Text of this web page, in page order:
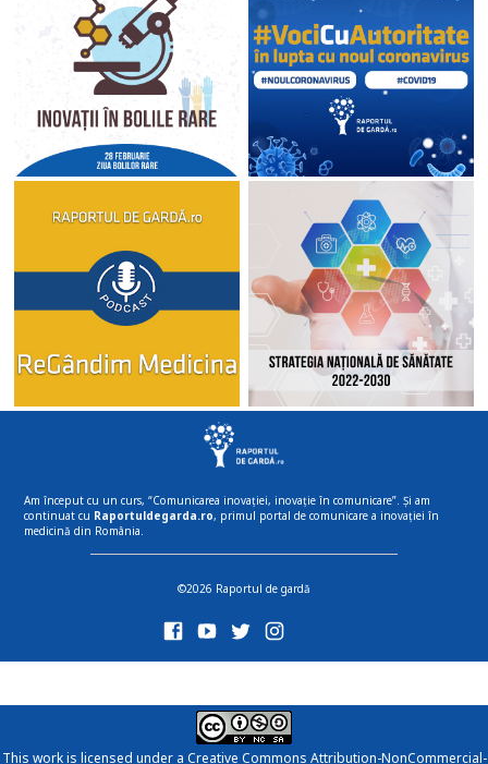
Am început cu un curs, “Comunicarea inovației, inovație în comunicare”. Și am
continuat cu Raportuldegarda.ro, primul portal de comunicare a inovației în
medicină din România.
©2026 Raportul de gardă
This work is licensed under a Creative Commons Attribution-NonCommercial-